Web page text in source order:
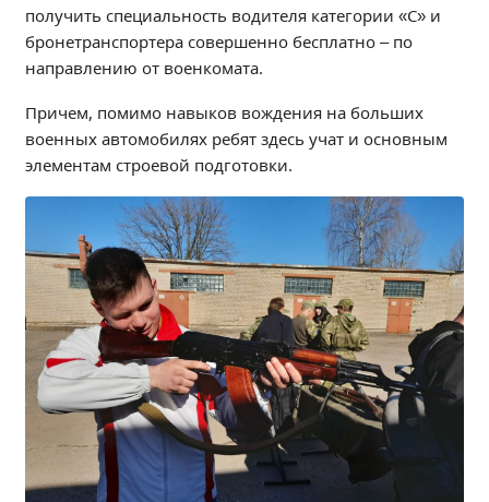
Противодействие коррупции
Всероссийское чемпионатное движение
Региональная инновационная площадка
СВЕДЕНИЯ ОБ ОБРАЗОВАТЕЛЬНОЙ ОРГАНИЗАЦИИ
Основные сведения
Структура и органы управления образовательной
организацией
Документы
Образование
Образовательные стандарты и требования
Руководство
Педагогический состав
Материально-техническое обеспечение и
оснащенность образовательного процесса.
Доступная среда
Стипендии и меры поддержки обучающихся
получить специальность водителя категории «С» и
бронетранспортера совершенно бесплатно – по
направлению от военкомата.
Причем, помимо навыков вождения на больших
военных автомобилях ребят здесь учат и основным
элементам строевой подготовки.